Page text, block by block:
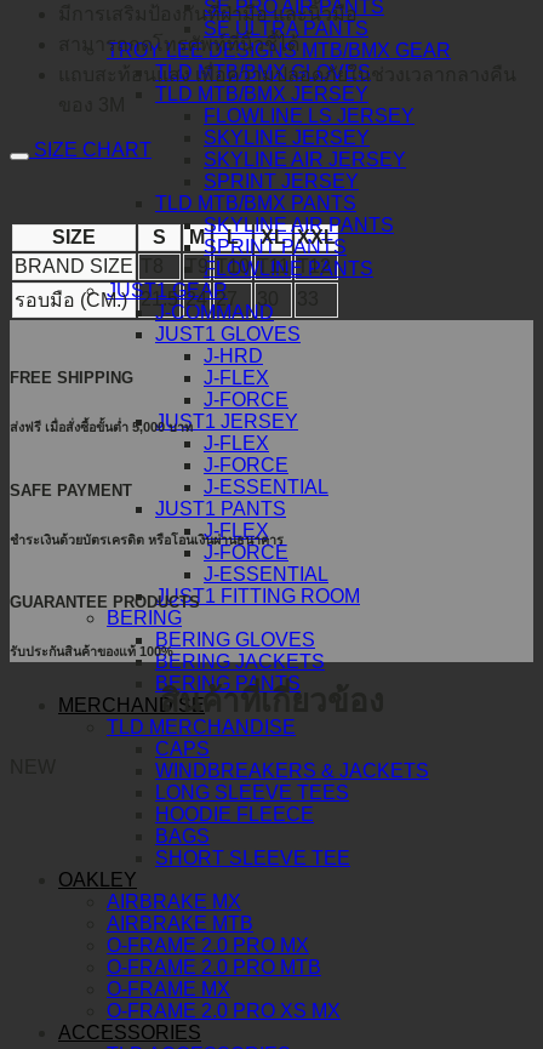
SE PRO AIR PANTS
SE ULTRA PANTS
TROY LEE DESIGNS MTB/BMX GEAR
TLD MTB/BMX GLOVES
TLD MTB/BMX JERSEY
FLOWLINE LS JERSEY
SKYLINE JERSEY
SKYLINE AIR JERSEY
SPRINT JERSEY
TLD MTB/BMX PANTS
SKYLINE AIR PANTS
SPRINT PANTS
FLOWLINE PANTS
JUST1 GEAR
J-COMMAND
JUST1 GLOVES
J-HRD
J-FLEX
J-FORCE
JUST1 JERSEY
J-FLEX
J-FORCE
J-ESSENTIAL
JUST1 PANTS
J-FLEX
J-FORCE
J-ESSENTIAL
JUST1 FITTING ROOM
BERING
BERING GLOVES
BERING JACKETS
BERING PANTS
MERCHANDISE
TLD MERCHANDISE
CAPS
WINDBREAKERS & JACKETS
LONG SLEEVE TEES
HOODIE FLEECE
BAGS
SHORT SLEEVE TEE
OAKLEY
AIRBRAKE MX
AIRBRAKE MTB
O-FRAME 2.0 PRO MX
O-FRAME 2.0 PRO MTB
O-FRAME MX
O-FRAME 2.0 PRO XS MX
ACCESSORIES
มีการเสริมป้องกันที่ฝ่ามือ และนิ้วมือ
สามารถกดโทรศัพท์ที่นิ้วชี้ได้
แถบสะท้อนแสง เพื่อความปลอดภัยในช่วงเวลากลางคืน
SIZE CHART
SIZE S M L XL XXL
BRAND SIZE
T9 T10 T11 T12
รอบมือ (CM.)
21.5 24 27
FREE SHIPPING
ส่งฟรี เมื่อสั่งซื้อขั้นต่ำ 5,000 บาท
SAFE PAYMENT
ชำระเงินด้วยบัตรเครดิต หรือโอนเงินผ่านธนาคาร
GUARANTEE PRODUCTS
รับประกันสินค้าของแท้ 100%
สินค้าที่เกี่ยวข้อง